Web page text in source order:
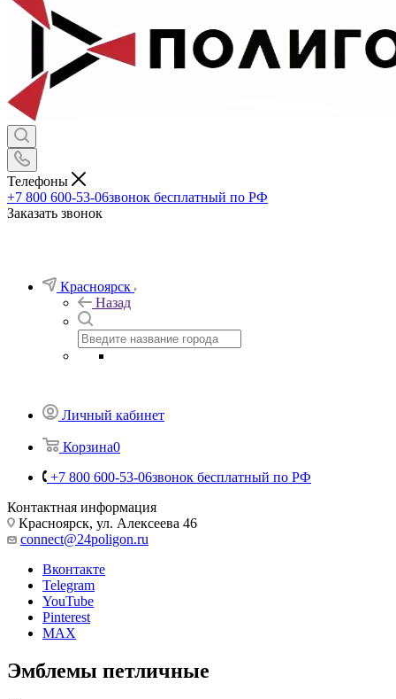
Телефоны
+7 800 600-53-06звонок бесплатный по РФ
Заказать звонок
Красноярск
Назад
Личный кабинет
Корзина0
+7 800 600-53-06звонок бесплатный по РФ
Контактная информация
Красноярск, ул. Алексеева 46
connect@24poligon.ru
Вконтакте
Telegram
YouTube
Pinterest
MAX
Эмблемы петличные